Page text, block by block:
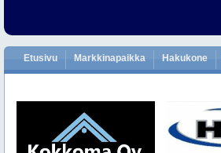
Etusivu Markkinapaikka Hakukone